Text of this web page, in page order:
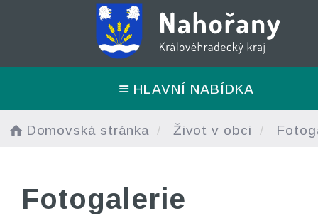
HLAVNÍ NABÍDKA
Domovská stránka Život v obci
Fotogalerie